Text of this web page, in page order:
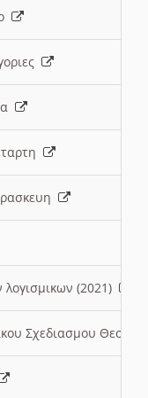
(2021)
Σχεδιασμου